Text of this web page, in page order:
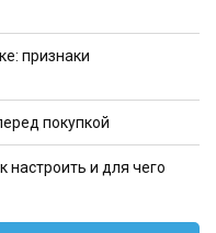
признаки
покупкой
настроить и для чего